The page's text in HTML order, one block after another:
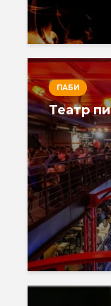
ПАБИ
Театр